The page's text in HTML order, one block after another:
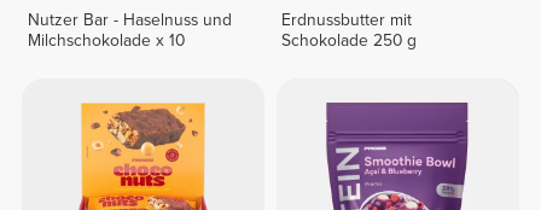
Nutzer Bar - Haselnuss und
Milchschokolade x 10
Erdnussbutter mit
Schokolade 250 g